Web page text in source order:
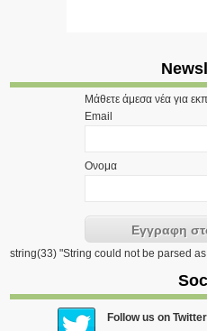
Μάθετε άμεσα νέα για
Email
Ονομα
string(33) "String could not be parsed
Follow us on Twitter